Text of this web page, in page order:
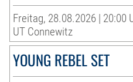
Freitag, 28.08.2026 | 20:00
UT Connewitz
YOUNG REBEL SET